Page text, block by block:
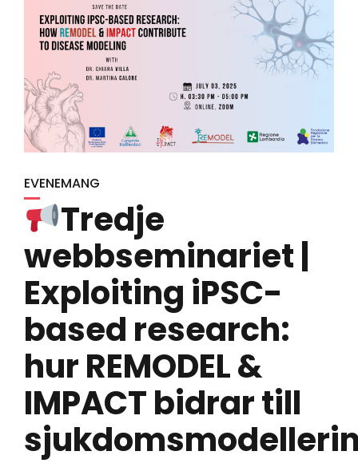
EVENEMANG
Tredje
webbseminariet |
Exploiting iPSC-
based research:
hur REMODEL &
IMPACT bidrar till